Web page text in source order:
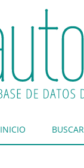
INICIO BUSCAR